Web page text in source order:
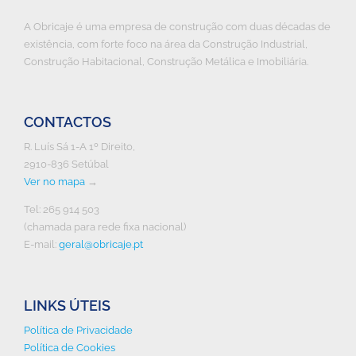
A Obricaje é uma empresa de construção com duas décadas de
existência, com forte foco na área da Construção Industrial,
Construção Habitacional, Construção Metálica e Imobiliária.
CONTACTOS
R. Luís Sá 1-A 1º Direito,
2910-836 Setúbal
Ver no mapa →
Tel: 265 914 503
(chamada para rede fixa nacional)
E-mail: geral@obricaje.pt
LINKS ÚTEIS
Política de Privacidade
Política de Cookies